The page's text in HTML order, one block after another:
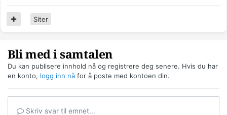
Siter
Bli med i samtalen
Du kan publisere innhold nå og registrere deg senere. Hvis du har
en konto, logg inn nå for å poste med kontoen din.
Skriv svar til emnet...